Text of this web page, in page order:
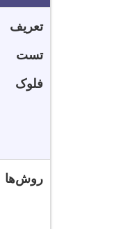
تعریف
تست
فلوک
روش‌ها